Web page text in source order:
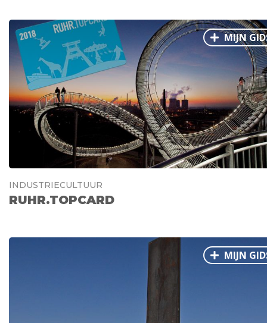
MIJN
INDUSTRIECULTUUR
RUHR.TOPCARD
MIJN